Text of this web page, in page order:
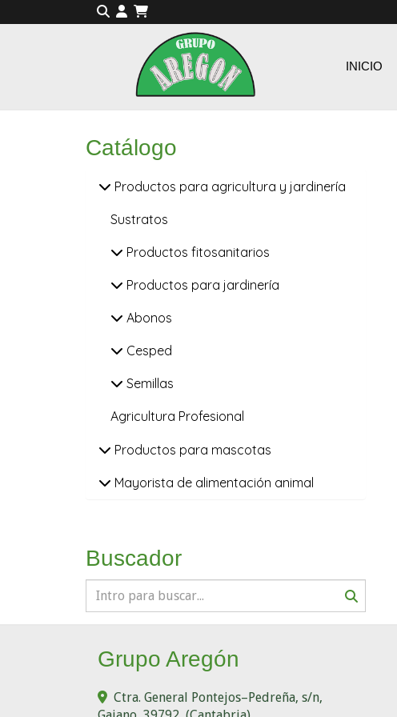
INICIO
Catálogo
Productos para agricultura y jardinería
Sustratos
Productos fitosanitarios
Productos para jardinería
Abonos
Cesped
Semillas
Agricultura Profesional
Productos para mascotas
Mayorista de alimentación animal
Buscador
Grupo Aregón
Ctra. General Pontejos–Pedreña, s/n,